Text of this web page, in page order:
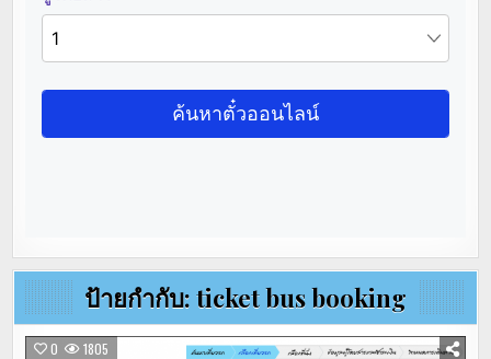
ป้ายกำกับ: ticket bus booking
0 1805